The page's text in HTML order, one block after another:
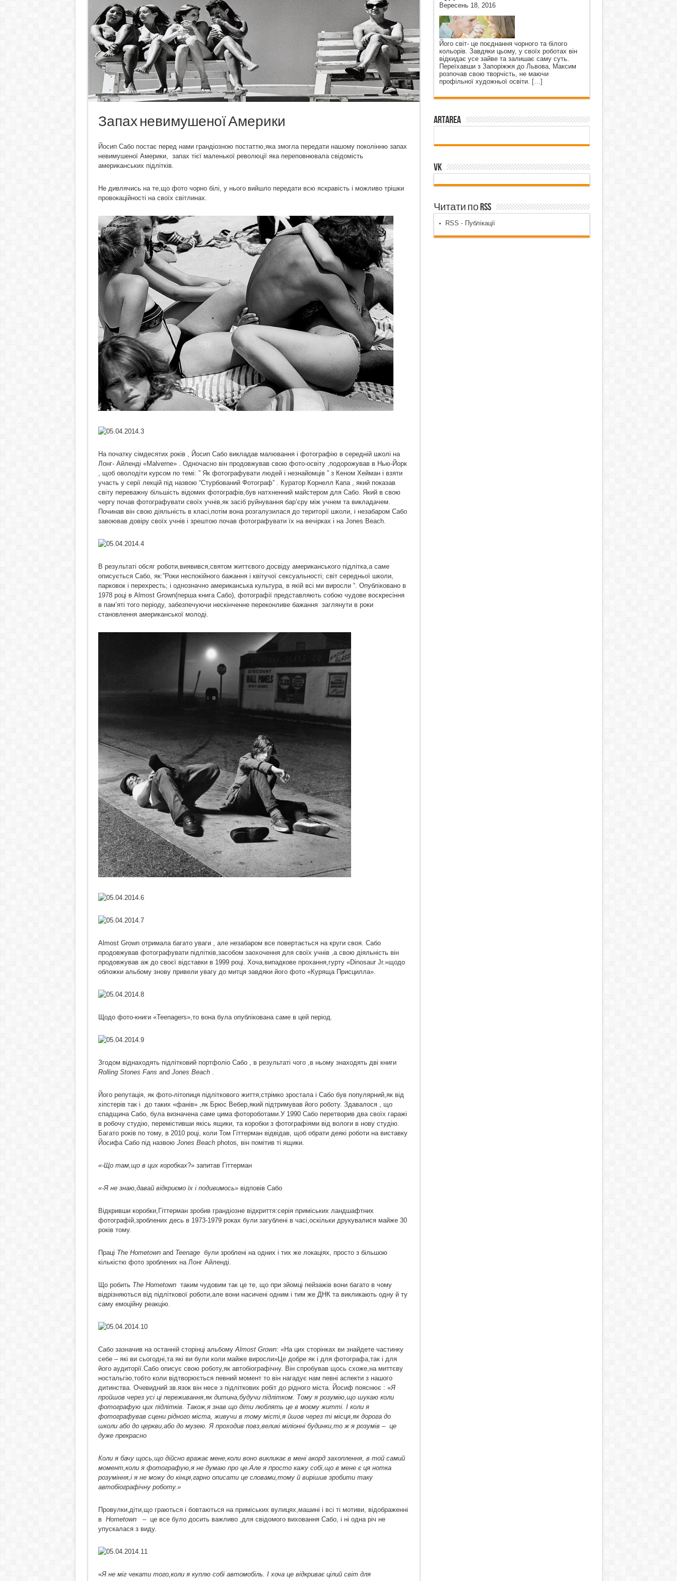
Запах невимушеної Америки
Йосип Сабо постає перед нами грандіозною постаттю,яка змогла передати нашому поколінню запах
невимушеної Америки, запах тієї маленької революції яка переповнювала свідомість
американських підлітків.
Не дивлячись на те,що фото чорно білі, у нього вийшло передати всю яскравість і можливо трішки
провокаційності на своїх світлинах.
На початку сімдесятих років , Йосип Сабо викладав малювання і фотографію в середній школі на
Лонг- Айленді «Malvernе» . Одночасно він продовжував свою фото-освіту ,подорожував в Нью-Йорк
, щоб оволодіти курсом по темі: ” Як фотографувати людей і незнайомців ” з Кеном Хейман і взяти
участь у серії лекцій під назвою “Стурбований Фотограф” . Куратор Корнелл Капа , який показав
світу переважну більшість відомих фотографів,був натхненний майстером для Сабо. Який в свою
чергу почав фотографувати своїх учнів,як засіб руйнування бар’єру між учнем та викладачем.
Починав він свою діяльність в класі,потім вона розгалузилася до території школи, і незабаром Сабо
завоював довіру своїх учнів і зрештою почав фотографувати їх на вечірках і на Jones Beach.
В результаті обсяг роботи,виявився,святом життєвого досвіду американського підлітка,а саме
описується Сабо, як:”Роки неспокійного бажання і квітучої сексуальності; світ середньої школи,
парковок і перехресть; і однозначно американська культура, в якій всі ми виросли “. Опубліковано в
1978 році в Almost Grown(перша книга Сабо), фотографії представляють собою чудове воскресіння
в пам’яті того періоду, забезпечуючи нескінченне переконливе бажання заглянути в роки
становлення американської молоді.
Almost Grown отримала багато уваги , але незабаром все повертається на круги своя. Сабо
продовжував фотографувати підлітків,засобом заохочення для своїх учнів ,а свою діяльність він
продовжував аж до своєї відставки в 1999 році. Хоча,випадкове прохання,гурту «Dinosaur Jr.»щодо
обложки альбому знову привели увагу до митця завдяки його фото «Куряща Присцилла».
Щодо фото-книги «Teenagers»,то вона була опублікована саме в цей період.
Згодом віднаходять підлітковий портфоліо Сабо , в результаті чого ,в ньому знаходять дві книги
Rolling Stones Fans and Jones Beach .
Його репутація, як фото-літопиця підліткового життя,стрімко зростала і Сабо був популярний,як від
хіпстерів так і до таких «фанів» ,як Брюс Вебер,який підтримував його роботу. Здавалося , що
спадщина Сабо, була визначена саме цима фотороботами.У 1990 Сабо перетворив два своїх гаражі
в робочу студію, перемістивши якісь ящики, та коробки з фотографіями від вологи в нову студію.
Багато років по тому, в 2010 році, коли Том Гіттерман відвідав, щоб обрати деякі роботи на виставку
Йосифа Сабо під назвою Jones Beachphotos, він помітив ті ящики.
«-Що там,що в цих коробках?» запитав Гіттерман
«-Я не знаю,давай відкриємо їх і подивимось» відповів Сабо
Відкривши коробки,Гіттерман зробив грандіозне відкриття:серія приміських ландшафтних
фотографій,зроблених десь в 1973-1979 роках були загублені в часі,оскільки друкувалися майже 30
років тому.
Праці The Hometownand Teenageбули зроблені на одних і тих же локаціях, просто з більшою
кількістю фото зроблених на Лонг Айленді.
Що робить The Hometownтаким чудовим так це те, що при зйомці пейзажів вони багато в чому
відрізняються від підліткової роботи,але вони насичені одним і тим же ДНК та викликають одну й ту
саму емоційну реакцію.
Сабо зазначив на останній сторінці альбомуAlmost Grown: «На цих сторінках ви знайдете частинку
себе – які ви сьогодні,та які ви були коли майже виросли»Це добре як і для фотографа,так і для
його аудиторії.Сабо описує свою роботу,як автобіографічну. Він спробував щось схоже,на миттєву
ностальгію,тобто коли відтворюється певний момент то він нагадує нам певні аспекти з нашого
дитинства. Очевидний зв.язок він несе з підліткових робіт до рідного міста. Йосиф пояснює : «Я
пройшов через усі ці переживання,як дитина,будучи підлітком. Тому я розумію,що шукаю коли
фотографую цих підлітків. Також,я знав що діти люблять це в моєму житті. І коли я
фотографував сцени рідного міста, живучи в тому місті,я йшов через ті місця,як дорога до
школи або до церкви,або до музею. Я проходив повз,великі міліонні будинки,то ж я розумів – це
дуже прекрасно
Коли я бачу щось,що дійсно вражає мене,коли воно викликає в мені акорд захоплення, в той самий
момент,коли я фотографую,я не думаю про це.Але я просто кажу собі,що в мене є ця нотка
розуміння,і я не можу до кінця,гарно описати це словами,тому й вирішив зробити таку
автобіографічну роботу.»
Провулки,діти,що граються і бовтаються на приміських вулицях,машині і всі ті мотиви, відображенні
в Hometown– це все було досить важливо ,для свідомого виховання Сабо, і ні одна річ не
упускалася з виду.
«Я не міг чекати того,коли я куплю собі автомобіль. І хоча це відкриває цілий світ для
Вересень 18, 2016
Його світ- це поєднання чорного та білого
кольорів. Завдяки цьому, у своїх роботах він
відкидає усе зайве та залишає саму суть.
Переїхавши з Запоріжжя до Львова, Максим
розпочав свою творчість, не маючи
профільної художньої освіти. […]
ArtArea
VK
Читати по RSS
RSS - Публікації